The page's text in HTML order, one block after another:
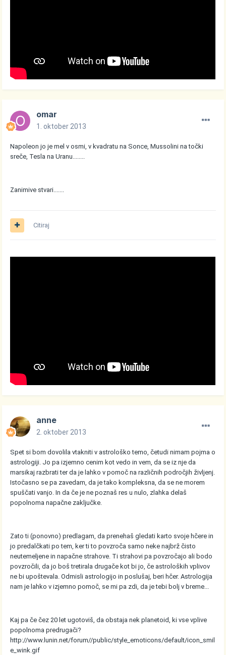
omar
1. oktober 2013
Napoleon jo je mel v osmi, v kvadratu na Sonce, Mussolini na točki
sreče, Tesla na Uranu........
Zanimive stvari.......
Citiraj
anne
2. oktober 2013
Spet si bom dovolila vtakniti v astrološko temo, četudi nimam pojma o
astrologiji. Jo pa izjemno cenim kot vedo in vem, da se iz nje da
marsikaj razbrati ter da je lahko v pomoč na različnih področjih življenj.
Istočasno se pa zavedam, da je tako kompleksna, da se ne morem
spuščati vanjo. In da če je ne poznaš res u nulo, zlahka delaš
popolnoma napačne zaključke.
Zato ti (ponovno) predlagam, da prenehaš gledati karto svoje hčere in
jo predalčkati po tem, ker ti to povzroča samo neke najbrž čisto
neutemeljene in napačne strahove. Ti strahovi pa povzročajo ali bodo
povzročili, da jo boš tretirala drugače kot bi jo, če astroloških vplivov
ne bi upoštevala. Odmisli astrologijo in poslušaj, beri hčer. Astrologija
nam je lahko v izjemno pomoč, se mi pa zdi, da je tebi bolj v breme...
Kaj pa če čez 20 let ugotoviš, da obstaja nek planetoid, ki vse vplive
popolnoma predrugači?
http://www.lunin.net/forum//public/style_emoticons/default/icon_smil
e_wink.gif